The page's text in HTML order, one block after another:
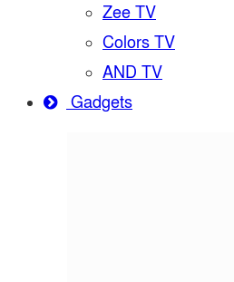
Zee TV
Colors TV
AND TV
Gadgets